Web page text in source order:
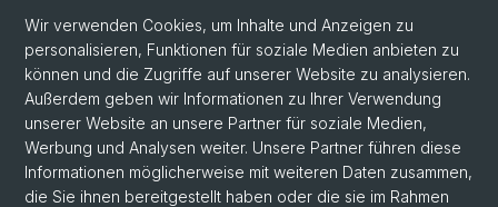
Klassische Archäologie
Latinistik
Ur- und Frühgeschichtliche und Provinzialrömische Archäologie
Vindonissa-Professur
Wir verwenden Cookies, um Inhalte und Anzeigen zu
personalisieren, Funktionen für soziale Medien anbieten zu
können und die Zugriffe auf unserer Website zu analysieren.
Außerdem geben wir Informationen zu Ihrer Verwendung
unserer Website an unsere Partner für soziale Medien,
Werbung und Analysen weiter. Unsere Partner führen diese
Informationen möglicherweise mit weiteren Daten zusammen,
die Sie ihnen bereitgestellt haben oder die sie im Rahmen